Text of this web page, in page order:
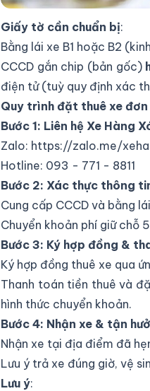
Giấy tờ cần chuẩn bị:
Bằng lái xe B1 hoặc B2
CCCD gắn chip (bản gốc)
điện tử (tuỳ quy định xác
Quy trình đặt thuê xe
Bước 1: Liên hệ Xe Hàng
Zalo: https://zalo.me/
Hotline: 093 - 771 - 8811
Bước 2: Xác thực thông
Cung cấp CCCD và bằng
Chuyển khoản phí giữ chỗ
Bước 3: Ký hợp đồng &
Ký hợp đồng thuê xe qua
Thanh toán tiền thuê và
hình thức chuyển khoản.
Bước 4: Nhận xe & tận
Nhận xe tại địa điểm đã
Lưu ý trả xe đúng giờ, vệ
Lưu ý: